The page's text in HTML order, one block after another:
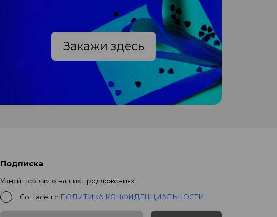
Закажи здесь
Подписка
Узнай первым о наших предложениях!
Согласен с ПОЛИТИКА КОНФИДЕНЦИАЛЬНОСТИ